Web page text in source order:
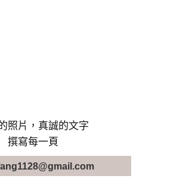
照片，真誠的文字
撰寫每一頁